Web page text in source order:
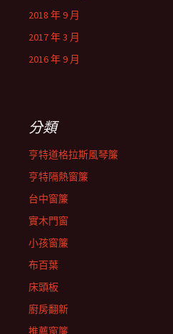
2018 年 9 月
2017 年 3 月
2016 年 9 月
分類
亨特道格拉斯風琴簾
亨特隔熱窗簾
台中窗簾
實木門窗
小孩窗簾
布百葉
床頭板
廚房翻新
推薦窗簾